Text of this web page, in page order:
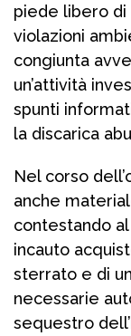
piede libero di
violazioni
congiunta
un’attività
spunti
la discarica
Nel corso
anche
contestando
incauto
sterrato e di
necessarie
sequestro